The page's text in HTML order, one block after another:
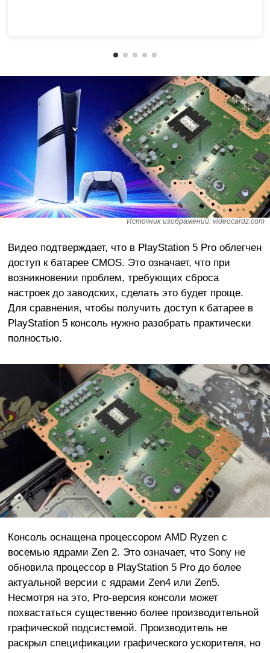
Источник изображений: videocardz.com
Видео подтверждает, что в PlayStation 5 Pro облегчен
доступ к батарее CMOS. Это означает, что при
возникновении проблем, требующих сброса
настроек до заводских, сделать это будет проще.
Для сравнения, чтобы получить доступ к батарее в
PlayStation 5 консоль нужно разобрать практически
полностью.
Консоль оснащена процессором AMD Ryzen с
восемью ядрами Zen 2. Это означает, что Sony не
обновила процессор в PlayStation 5 Pro до более
актуальной версии с ядрами Zen4 или Zen5.
Несмотря на это, Pro-версия консоли может
похвастаться существенно более производительной
графической подсистемой. Производитель не
раскрыл спецификации графического ускорителя, но